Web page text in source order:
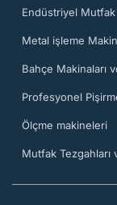
Endüstriyel
Metal işleme
Bahçe Makinaları
Profesyonel
Ölçme makineleri
Mutfak Tezgahları